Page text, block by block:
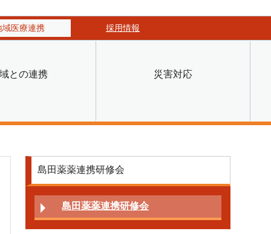
域医療連携 採用情報
との連携 災害対応
薬薬連携
島田薬薬連携研修会
島田薬薬連携研修会